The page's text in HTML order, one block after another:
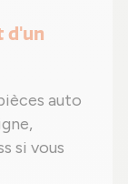
d'un
auto
si vous